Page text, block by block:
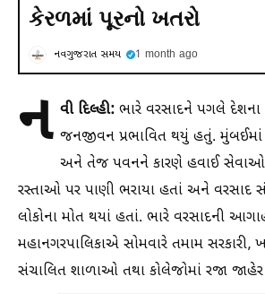
કેરળમાં પૂરનો ખતરો
નવગુજરાત સમય 1 month ago
ન વી દિલ્હી: ભારે વરસાદને પગલે દેશના
જનજીવન પ્રભાવિત થયું હતું.
અને તેજ પવનને કારણે હવાઈ સેવાઓ
રસ્તાઓ પર પાણી ભરાયા હતાં અને વરસાદ
લોકોના મોત થયાં હતાં. ભારે વરસાદની
મહાનગરપાલિકાએ સોમવારે તમામ સરકારી,
સંચાલિત શાળાઓ તથા કોલેજોમાં રજા જાહેર